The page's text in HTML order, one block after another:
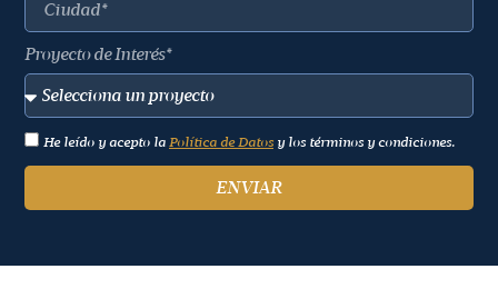
Proyecto de Interés*
He leído y acepto la Política de Datos y los términos y condiciones.
ENVIAR